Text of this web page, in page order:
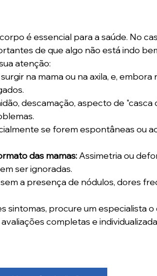
é essencial para a saúde. No
de que algo não está indo
atenção:
na mama ou na axila, e,
descamação, aspecto de "casca
se forem espontâneas ou
das mamas: Assimetria ou
ser ignoradas.
a presença de nódulos, dores
sintomas, procure um especialista
completas e